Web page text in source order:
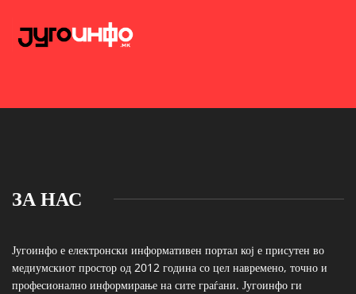
ЗА НАС
Југоинфо е електронски информативен портал кој е присутен во
медиумскиот простор од 2012 година со цел навремено, точно и
професионално информирање на сите граѓани. Југоинфо ги